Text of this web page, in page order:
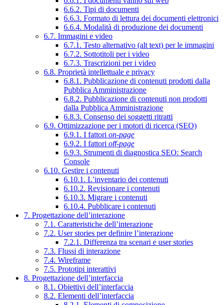
6.6.2. Tipi di documenti
6.6.3. Formato di lettura dei documenti elettronici
6.6.4. Modalità di produzione dei documenti
6.7. Immagini e video
6.7.1. Testo alternativo (alt text) per le immagini
6.7.2. Sottotitoli per i video
6.7.3. Trascrizioni per i video
6.8. Proprietà intellettuale e privacy
6.8.1. Pubblicazione di contenuti prodotti dalla
Pubblica Amministrazione
6.8.2. Pubblicazione di contenuti non prodotti
dalla Pubblica Amministrazione
6.8.3. Consenso dei soggetti ritratti
6.9. Ottimizzazione per i motori di ricerca (SEO)
6.9.1. I fattori on-page
6.9.2. I fattori off-page
6.9.3. Strumenti di diagnostica SEO: Search
Console
6.10. Gestire i contenuti
6.10.1. L’inventario dei contenuti
6.10.2. Revisionare i contenuti
6.10.3. Migrare i contenuti
6.10.4. Pubblicare i contenuti
7. Progettazione dell’interazione
7.1. Caratteristiche dell’interazione
7.2. User stories per definire l’interazione
7.2.1. Differenza tra scenari e user stories
7.3. Flussi di interazione
7.4. Wireframe
7.5. Prototipi interattivi
8. Progettazione dell’interfaccia
8.1. Obiettivi dell’interfaccia
8.2. Elementi dell’interfaccia